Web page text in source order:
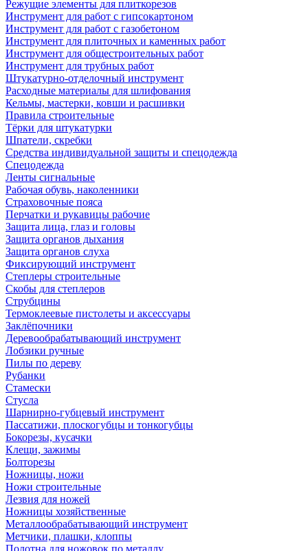
Режущие элементы для плиткорезов
Инструмент для работ с гипсокартоном
Инструмент для работ с газобетоном
Инструмент для плиточных и каменных работ
Инструмент для общестроительных работ
Инструмент для трубных работ
Штукатурно-отделочный инструмент
Расходные материалы для шлифования
Кельмы, мастерки, ковши и расшивки
Правила строительные
Тёрки для штукатурки
Шпатели, скребки
Средства индивидуальной защиты и спецодежда
Спецодежда
Ленты сигнальные
Рабочая обувь, наколенники
Страховочные пояса
Перчатки и рукавицы рабочие
Защита лица, глаз и головы
Защита органов дыхания
Защита органов слуха
Фиксирующий инструмент
Степлеры строительные
Скобы для степлеров
Струбцины
Термоклеевые пистолеты и аксессуары
Заклёпочники
Деревообрабатывающий инструмент
Лобзики ручные
Пилы по дереву
Рубанки
Стамески
Стусла
Шарнирно-губцевый инструмент
Пассатижи, плоскогубцы и тонкогубцы
Бокорезы, кусачки
Клещи, зажимы
Болторезы
Ножницы, ножи
Ножи строительные
Лезвия для ножей
Ножницы хозяйственные
Металлообрабатывающий инструмент
Метчики, плашки, клоппы
Полотна для ножовок по металлу